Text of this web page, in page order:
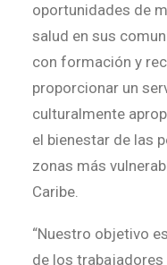
oportunidades de
salud en sus
con formación y
proporcionar un
culturalmente
el bienestar de las
zonas más
Caribe.
“Nuestro objetivo
de los